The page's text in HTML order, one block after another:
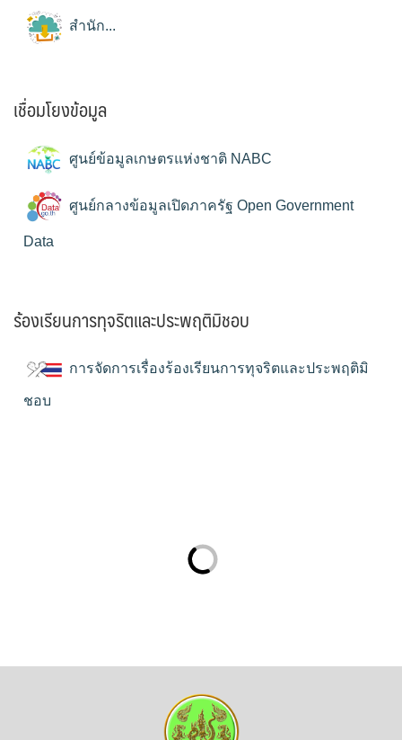
สำนัก...
เชื่อมโยงข้อมูล
ศูนย์ข้อมูลเกษตรแห่งชาติ NABC
ศูนย์กลางข้อมูลเปิดภาครัฐ Open Government
Data
ร้องเรียนการทุจริตและประพฤติมิชอบ
การจัดการเรื่องร้องเรียนการทุจริตและประพฤติมิ
ชอบ